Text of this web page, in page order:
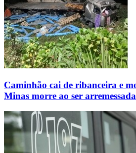
Caminhão cai de ribanceira e
Minas morre ao ser